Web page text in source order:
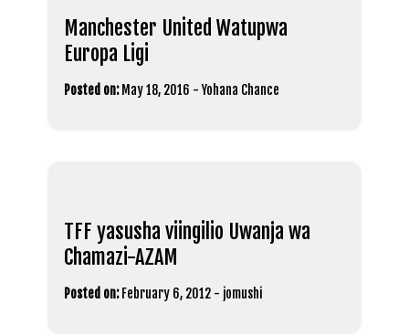
Manchester United Watupwa
Europa Ligi
Posted on: May 18, 2016 -Yohana Chance
TFF yasusha viingilio Uwanja wa
Chamazi-AZAM
Posted on: February 6, 2012 - jomushi